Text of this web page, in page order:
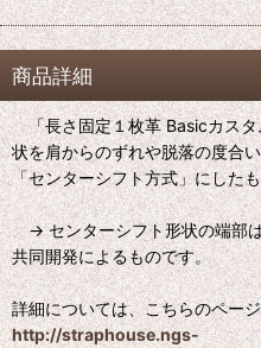
商品詳細
「長さ固定１枚革 Basicカスタ
状を肩からのずれや脱落の度合
「センターシフト方式」にした
→ センターシフト形状の端部
共同開発によるものです。
詳細については、こちらのペー
http://straphouse.ngs-